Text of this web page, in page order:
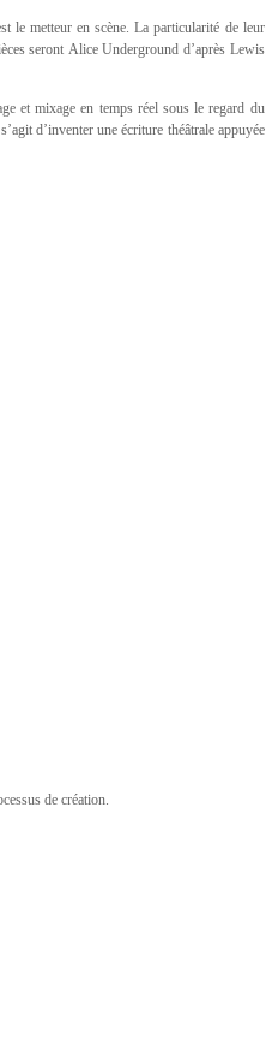
le metteur en scène. La particularité de leur
seront Alice Underground d’après Lewis
et mixage en temps réel sous le regard du
d’inventer une écriture théâtrale appuyée
de création.